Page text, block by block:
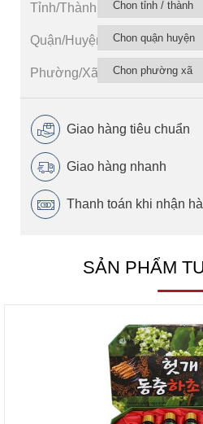
Tỉnh/Thành
Quận/Huyện
Phường/Xã
Giao hàng tiêu chuẩn
Giao hàng nhanh
Thanh toán khi nhận
SẢN PHẨM